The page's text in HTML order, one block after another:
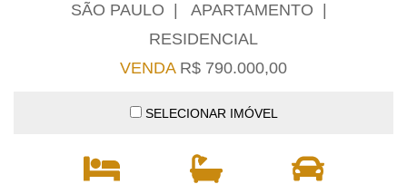
SÃO PAULO | APARTAMENTO |
RESIDENCIAL
VENDAR$ 790.000,00
SELECIONAR IMÓVEL